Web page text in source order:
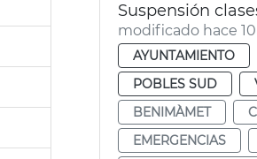
Suspensión
modificado hace
AYUNTAMIENTO
POBLES SUD
BENIMÀMET
EMERGENCIAS